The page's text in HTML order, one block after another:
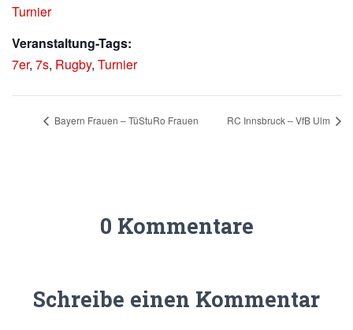
Turnier
Veranstaltung-Tags:
7er, 7s, Rugby, Turnier
Bayern Frauen – TüStuRo Frauen RC Innsbruck – VfB Ulm
0 Kommentare
Schreibe einen Kommentar